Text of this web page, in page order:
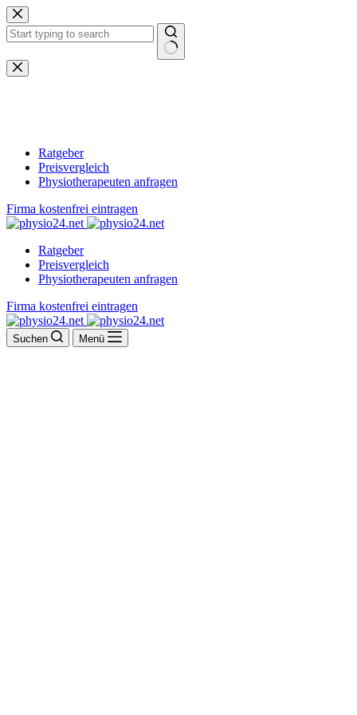
Zum
Inhalt
springen
Keine
Ergebnisse
Ratgeber
Preisvergleich
Physiotherapeuten anfragen
Firma kostenfrei eintragen
Ratgeber
Preisvergleich
Physiotherapeuten anfragen
Firma kostenfrei eintragen
Suchen Menü